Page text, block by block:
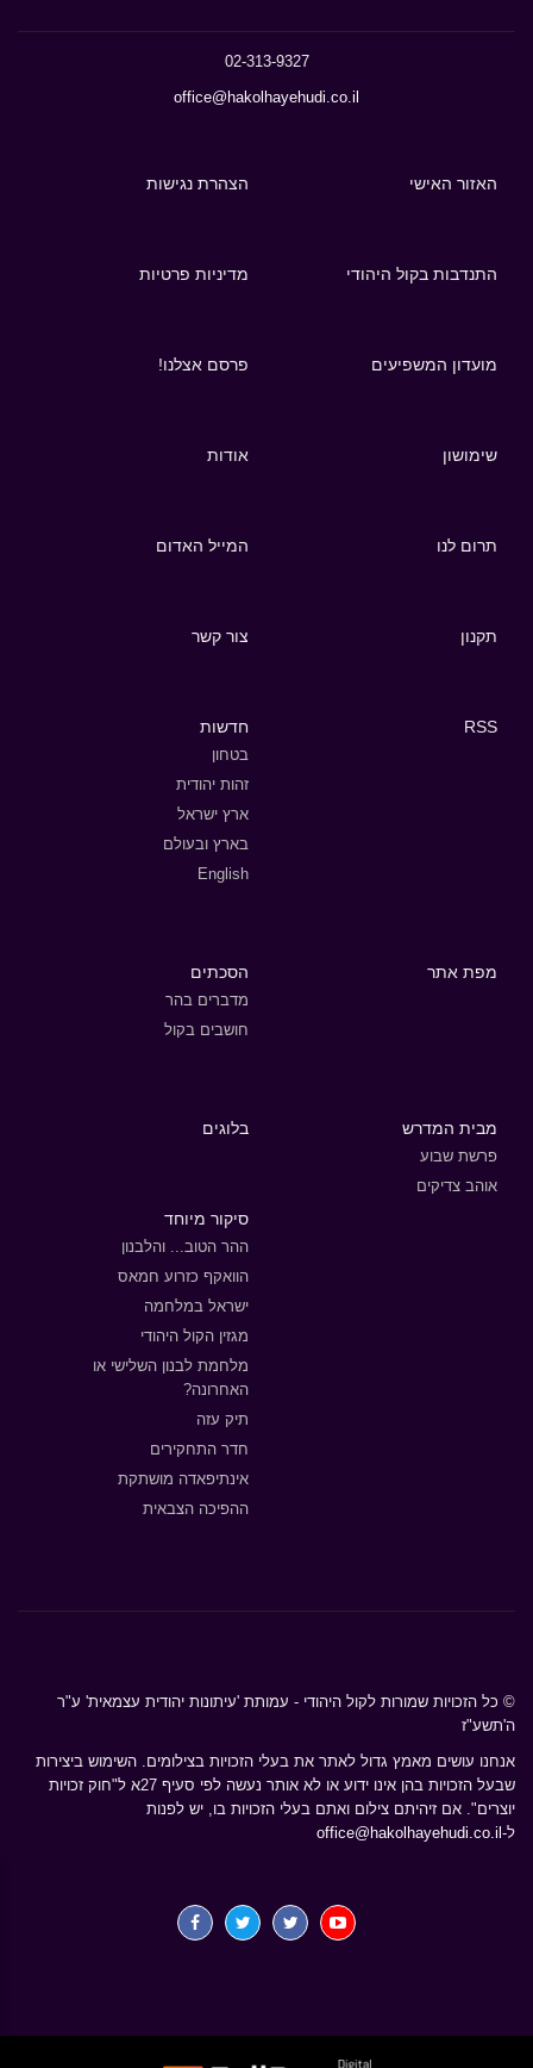
02-313-9327
office@hakolhayehudi.co.il
האזור האישי הצהרת נגישות
התנדבות בקול היהודי מדיניות פרטיות
מועדון המשפיעים פרסם אצלנו!
שימושון אודות
תרום לנו המייל האדום
תקנון צור קשר
RSS חדשות
בטחון
זהות יהודית
ארץ ישראל
בארץ ובעולם
English
מפת אתר הסכתים
מדברים בהר
חושבים בקול
מבית המדרש
פרשת שבוע
אוהב צדיקים
בלוגים
סיקור מיוחד
ההר הטוב... והלבנון
הוואקף כזרוע חמאס
ישראל במלחמה
מגזין הקול היהודי
מלחמת לבנון השלישי או
האחרונה?
תיק עזה
חדר התחקירים
אינתיפאדה מושתקת
ההפיכה הצבאית
© כל הזכויות שמורות לקול היהודי - עמותת 'עיתונות יהודית עצמאית' ע"ר
ה'תשע"ז
אנחנו עושים מאמץ גדול לאתר את בעלי הזכויות בצילומים. השימוש ביצירות
שבעל הזכויות בהן אינו ידוע או לא אותר נעשה לפי סעיף 27א ל"חוק זכויות
יוצרים". אם זיהיתם צילום ואתם בעלי הזכויות בו, יש לפנות
ל- office@hakolhayehudi.co.il